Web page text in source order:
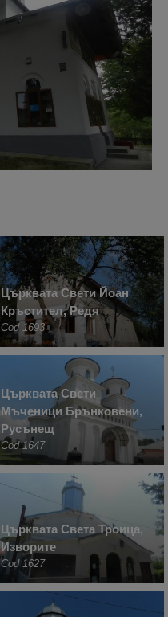
Църквата Свети Йоан
Кръстител, Редя
Cod 1693
Църквата Свети
Мъченици Брънковени,
Русънещ
Cod 1647
Църквата Света Троица,
Изворите
Cod 1627